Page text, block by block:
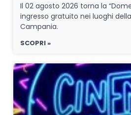
Il 02 agosto 2026 torna la
ingresso gratuito nei luoghi
Campania.
SCOPRI »